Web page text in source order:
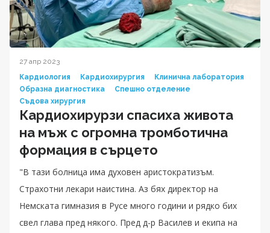
27 апр 2023
Кардиология
Кардиохирургия
Клинична лаборатория
Образна диагностика
Спешно отделение
Съдова хирургия
Кардиохирурзи спасиха живота
на мъж с огромна тромботична
формация в сърцето
"В тази болница има духовен аристократизъм.
Страхотни лекари наистина. Аз бях директор на
Немската гимназия в Русе много години и рядко бих
свел глава пред някого. Пред д-р Василев и екипа на